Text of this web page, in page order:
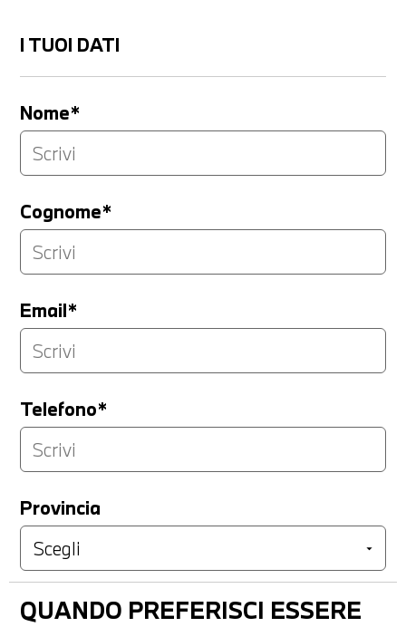
I TUOI DATI
Nome*
Cognome*
Email*
Telefono*
Provincia
QUANDO PREFERISCI ESSERE